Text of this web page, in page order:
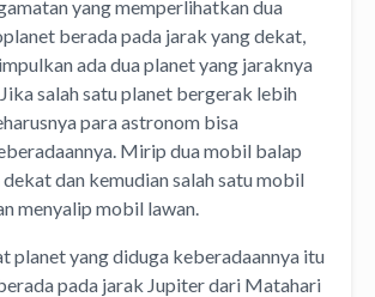
yang memperlihatkan dua
berada pada jarak yang dekat,
ada dua planet yang jaraknya
salah satu planet bergerak lebih
para astronom bisa
Mirip dua mobil balap
dan kemudian salah satu mobil
menyalip mobil lawan.
planet yang diduga keberadaannya itu
pada jarak Jupiter dari Matahari